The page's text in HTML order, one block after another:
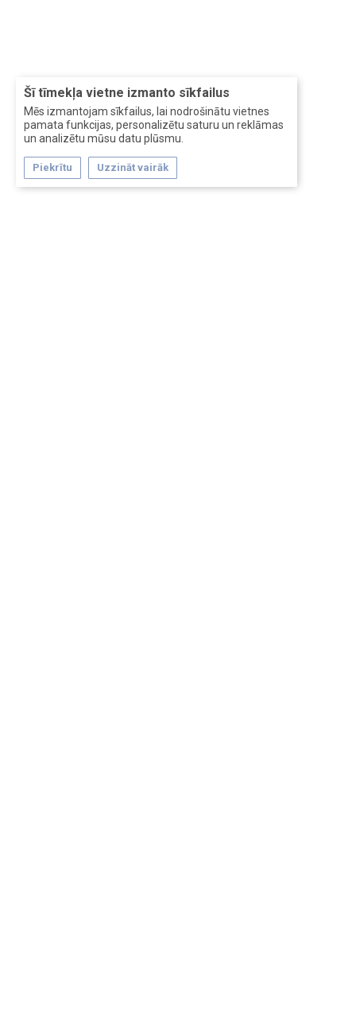
Šī tīmekļa vietne izmanto sīkfailus
Mēs izmantojam sīkfailus, lai nodrošinātu vietnes
pamata funkcijas, personalizētu saturu un reklāmas
un analizētu mūsu datu plūsmu.
Piekrītu Uzzināt vairāk